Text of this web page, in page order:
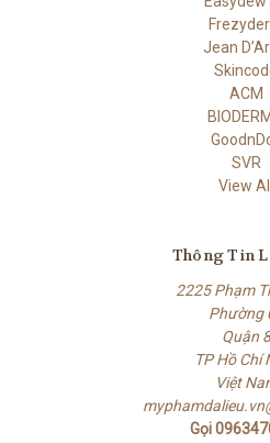
Jean
ACM
SVR
View All
Thông Tin
2225 Phạm
Phường
Quận 8
TP Hồ Chí
Việt
Gọi